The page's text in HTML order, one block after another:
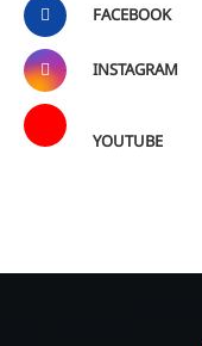
FACEBOOK
INSTAGRAM
YOUTUBE